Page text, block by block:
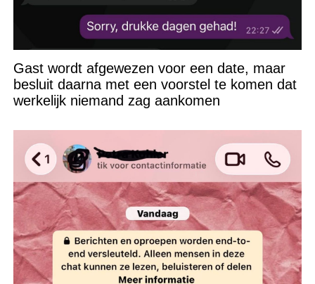
Gast wordt afgewezen voor een date, maar
besluit daarna met een voorstel te komen dat
werkelijk niemand zag aankomen